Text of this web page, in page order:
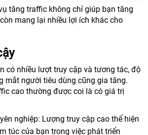
tăng traffic không chỉ giúp bạn tăng
mang lại nhiều lợi ích khác cho
có nhiều lượt truy cập và tương tác, độ
mắt người tiêu dùng cũng gia tăng.
cao thường được coi là có giá trị
nghiệp: Lượng truy cập cao thể hiện
túc của bạn trong việc phát triển